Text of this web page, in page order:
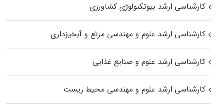
کارشناسی ارشد بیوتکنولوژی کشاورزی
کارشناسی ارشد علوم و مهندسی مرتع و آبخیزداری
کارشناسی ارشد علوم و صنایع غذایی
کارشناسی ارشد علوم و مهندسی محیط زیست